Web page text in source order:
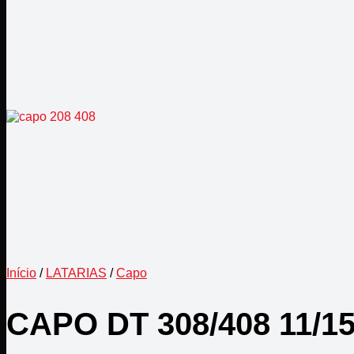
Início / LATARIAS / Capo
CAPO DT 308/408 11/